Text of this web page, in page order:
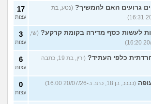
גרועים האם להמשיך? (נטע, בת
17
עצות
לעשות כסף מדירה בקומת קרקע? (שי,
3
עצות
כלפי העתיד?
(ירין, בת 19, כתבה
6
עצות
(ככככ, בן 18, כתב ב-20/07/26 16:00) 0
עצות